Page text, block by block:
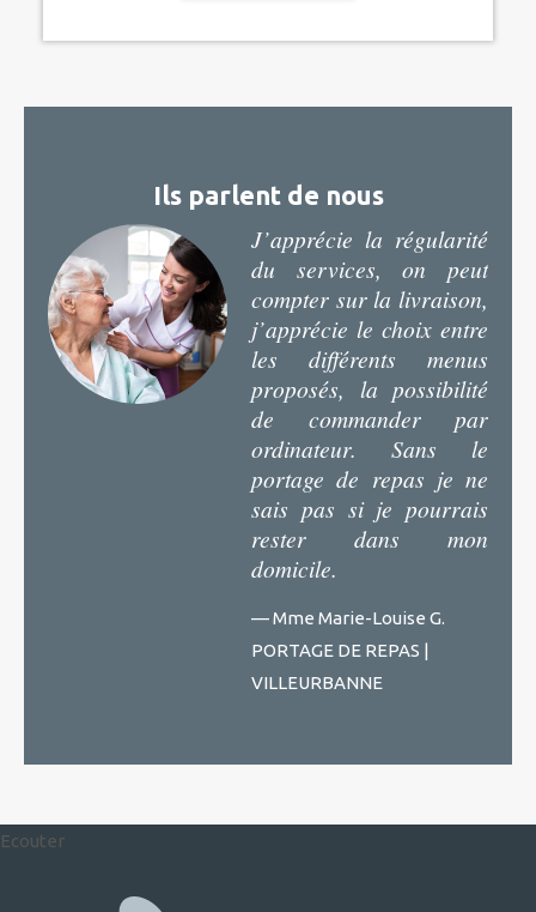
Ils parlent de nous
J’apprécie la régularité
du services, on peut
compter sur la livraison,
j’apprécie le choix entre
les différents menus
proposés, la possibilité
de commander par
ordinateur. Sans le
portage de repas je ne
sais pas si je pourrais
rester dans mon
domicile.
— Mme Marie-Louise G.
PORTAGE DE REPAS |
VILLEURBANNE
Ecouter